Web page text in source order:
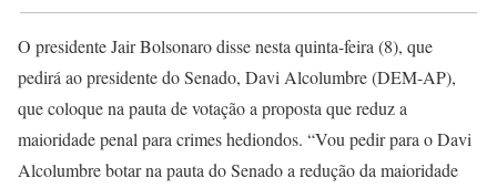
O presidente Jair Bolsonaro disse nesta quinta-feira (8), que
pedirá ao presidente do Senado, Davi Alcolumbre (DEM-AP),
que coloque na pauta de votação a proposta que reduz a
maioridade penal para crimes hediondos. “Vou pedir para o Davi
Alcolumbre botar na pauta do Senado a redução da maioridade